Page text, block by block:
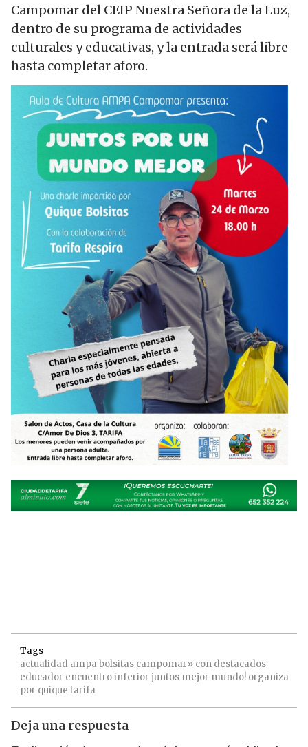
Campomar del CEIP Nuestra Señora de la Luz,
dentro de su programa de actividades
culturales y educativas, y la entrada será libre
hasta completar aforo.
Tags
actualidad ampa bolsitas campomar» con destacados
educador encuentroinferior juntos mejor mundo! organiza
por quique tarifa
Deja una respuesta